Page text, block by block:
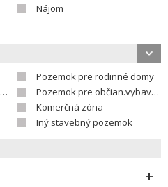
Nájom
Pozemok pre rodinné domy
Pozemok pre občian.vybavenosť
Komerčná zóna
Iný stavebný pozemok